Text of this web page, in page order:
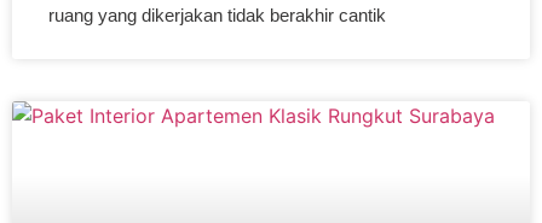
ruang yang dikerjakan tidak berakhir cantik